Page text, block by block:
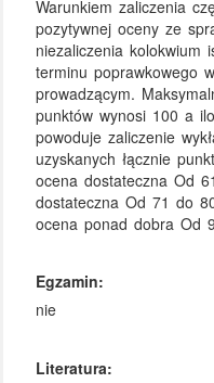
Warunkiem zaliczenia
pozytywnej oceny ze
niezaliczenia kolokwium
terminu poprawkowego
prowadzącym.
punktów wynosi 100 a
powoduje zaliczenie
uzyskanych łącznie
ocena dostateczna Od
dostateczna Od 71 do
ocena ponad dobra Od
Egzamin:
nie
Literatura: